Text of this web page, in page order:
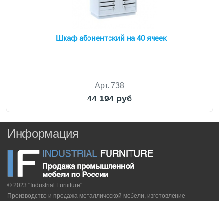
Шкаф абонентский на 40 ячеек
Арт. 738
44 194 руб
Информация
© 2023 "Industrial Furniture"
Производство и продажа металлической мебели, изготовление